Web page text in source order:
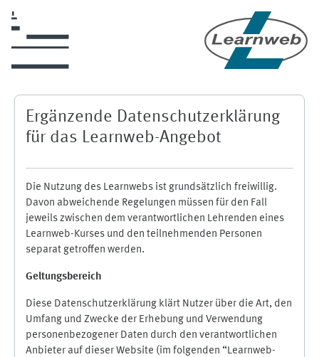
Ergänzende Datenschutzerklärung
für das Learnweb-Angebot
Die Nutzung des Learnwebs ist grundsätzlich freiwillig.
Davon abweichende Regelungen müssen für den Fall
jeweils zwischen dem verantwortlichen Lehrenden eines
Learnweb-Kurses und den teilnehmenden Personen
separat getroffen werden.
Geltungsbereich
Diese Datenschutzerklärung klärt Nutzer über die Art, den
Umfang und Zwecke der Erhebung und Verwendung
personenbezogener Daten durch den verantwortlichen
Anbieter auf dieser Website (im folgenden “Learnweb-